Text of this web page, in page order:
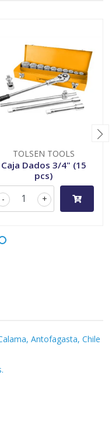
TOLSEN TOOLS
Caja Dados 3/4" (15
pcs)
+
-
Antofagasta, Chile